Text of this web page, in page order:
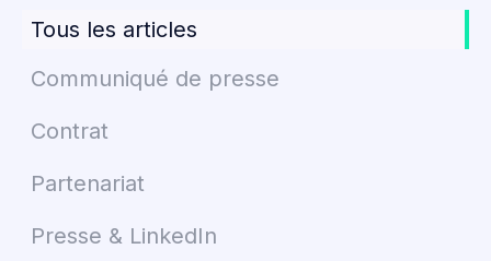
Tous les articles
Communiqué de presse
Contrat
Partenariat
Presse & LinkedIn